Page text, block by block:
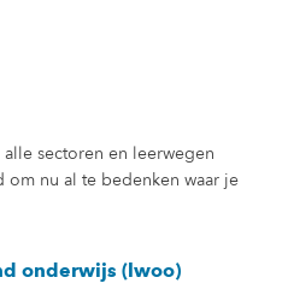
sectoren en leerwegen
nu al te bedenken waar je
onderwijs (lwoo)